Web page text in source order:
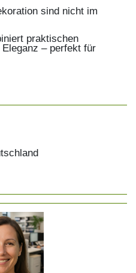
sind nicht im
praktischen
– perfekt für